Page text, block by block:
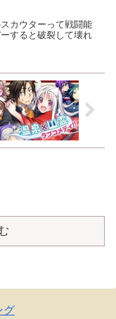
カウターって戦闘能
すると破裂して壊れ